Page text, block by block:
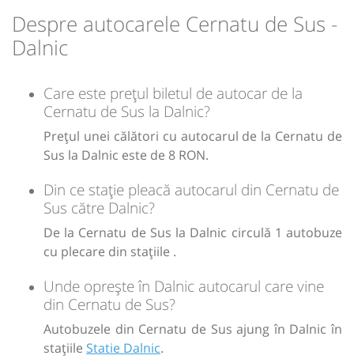
8lei
Despre autocarele Cernatu de Sus -
Dalnic
Care este prețul biletul de autocar de la
Cernatu de Sus la Dalnic?
Prețul unei călători cu autocarul de la Cernatu de
Sus la Dalnic este de 8 RON.
Din ce stație pleacă autocarul din Cernatu de
Sus către Dalnic?
De la Cernatu de Sus la Dalnic circulă 1 autobuze
cu plecare din stațiile .
Unde oprește în Dalnic autocarul care vine
din Cernatu de Sus?
Autobuzele din Cernatu de Sus ajung în Dalnic în
stațiile Statie Dalnic.